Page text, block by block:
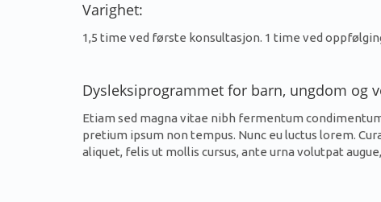
Varighet:
1,5 time ved første konsultasjon. 1 time ved
Dysleksiprogrammet for barn, ungdom og
Etiam sed magna vitae nibh fermentum
pretium ipsum non tempus. Nunc eu luctus lorem.
aliquet, felis ut mollis cursus, ante urna volutpat